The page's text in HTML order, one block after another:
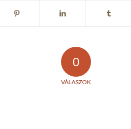
0
VÁLASZOK